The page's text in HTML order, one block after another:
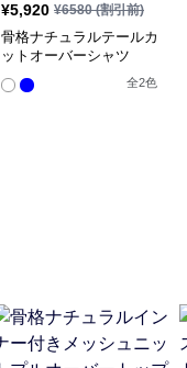
¥5,920 ¥6580(割引前)
骨格ナチュラルテールカ
ットオーバーシャツ
全2色